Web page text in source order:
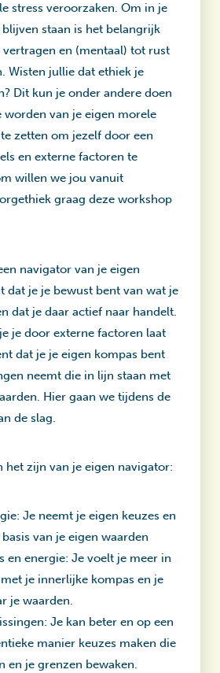
stress veroorzaken. Om in je
staan is het belangrijk
en (mentaal) tot rust
Wisten jullie dat ethiek je
Dit kun je onder andere doen
worden van je eigen morele
zetten om jezelf door een
en externe factoren te
willen we jou vanuit
graag deze workshop
navigator van je eigen
dat je je bewust bent van wat je
dat je daar actief naar handelt.
je door externe factoren laat
dat je je eigen kompas bent
neemt die in lijn staan met
Hier gaan we tijdens de
de slag.
het zijn van je eigen navigator:
Je neemt je eigen keuzes en
van je eigen waarden
en energie: Je voelt je meer in
je innerlijke kompas en je
je waarden.
Je kan beter en op een
manier keuzes maken die
en je grenzen bewaken.